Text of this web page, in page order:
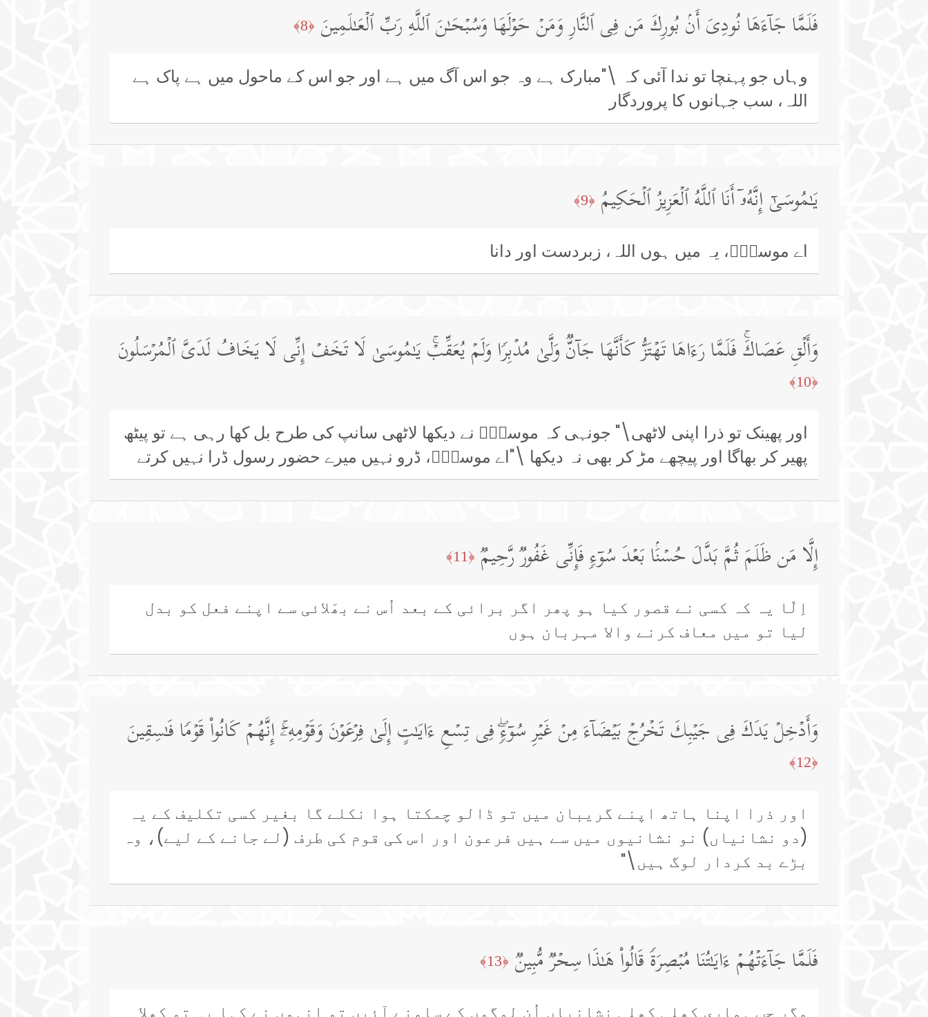
فَلَمَّا جَاۤءَهَا نُودِیَ أَنۢ بُورِكَ مَن فِی ٱلنَّارِ وَمَنۡ حَوۡلَهَا وَسُبۡحَـٰنَ ٱللَّهِ رَبِّ ٱلۡعَـٰلَمِینَ ﴿8﴾
وہاں جو پہنچا تو ندا آئی کہ \"مبارک ہے وہ جو اس آگ میں ہے اور جو اس کے ماحول میں ہے پاک ہے
اللہ، سب جہانوں کا پروردگار
یَـٰمُوسَىٰۤ إِنَّهُۥۤ أَنَا ٱللَّهُ ٱلۡعَزِیزُ ٱلۡحَكِیمُ ﴿9﴾
اے موسیٰؑ، یہ میں ہوں اللہ، زبردست اور دانا
وَأَلۡقِ عَصَاكَۚ فَلَمَّا رَءَاهَا تَهۡتَزُّ كَأَنَّهَا جَاۤنࣱّ وَلَّىٰ مُدۡبِرࣰا وَلَمۡ یُعَقِّبۡۚ یَـٰمُوسَىٰ لَا تَخَفۡ إِنِّی لَا یَخَافُ لَدَیَّ ٱلۡمُرۡسَلُونَ
﴿10﴾
اور پھینک تو ذرا اپنی لاٹھی\" جونہی کہ موسیٰؑ نے دیکھا لاٹھی سانپ کی طرح بل کھا رہی ہے تو پیٹھ
پھیر کر بھاگا اور پیچھے مڑ کر بھی نہ دیکھا \"اے موسیٰؑ، ڈرو نہیں میرے حضور رسول ڈرا نہیں کرتے
إِلَّا مَن ظَلَمَ ثُمَّ بَدَّلَ حُسۡنَۢا بَعۡدَ سُوۤءࣲ فَإِنِّی غَفُورࣱ رَّحِیمࣱ ﴿11﴾
اِلّا یہ کہ کسی نے قصور کیا ہو پھر اگر برائی کے بعد اُس نے بھَلائی سے اپنے فعل کو بدل
لیا تو میں معاف کرنے والا مہربان ہوں
وَأَدۡخِلۡ یَدَكَ فِی جَیۡبِكَ تَخۡرُجۡ بَیۡضَاۤءَ مِنۡ غَیۡرِ سُوۤءࣲۖ فِی تِسۡعِ ءَایَـٰتٍ إِلَىٰ فِرۡعَوۡنَ وَقَوۡمِهِۦۤۚ إِنَّهُمۡ كَانُوا۟ قَوۡمࣰا فَـٰسِقِینَ
﴿12﴾
اور ذرا اپنا ہاتھ اپنے گریبان میں تو ڈالو چمکتا ہوا نکلے گا بغیر کسی تکلیف کے یہ
(دو نشانیاں) نو نشانیوں میں سے ہیں فرعون اور اس کی قوم کی طرف (لے جانے کے لیے)، وہ
بڑے بد کردار لوگ ہیں\"
فَلَمَّا جَاۤءَتۡهُمۡ ءَایَـٰتُنَا مُبۡصِرَةࣰ قَالُوا۟ هَـٰذَا سِحۡرࣱ مُّبِینࣱ ﴿13﴾
مگر جب ہماری کھلی کھلی نشانیاں اُن لوگوں کے سامنے آئیں تو انہوں نے کہا یہ تو کھلا